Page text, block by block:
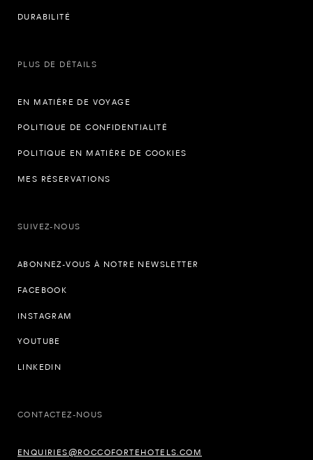
DURABILITÉ
PLUS DE DÉTAILS
EN MATIÈRE DE VOYAGE
POLITIQUE DE CONFIDENTIALITÉ
POLITIQUE EN MATIÈRE DE COOKIES
MES RÉSERVATIONS
SUIVEZ-NOUS
ABONNEZ-VOUS À NOTRE NEWSLETTER
FACEBOOK
INSTAGRAM
YOUTUBE
LINKEDIN
CONTACTEZ-NOUS
ENQUIRIES@ROCCOFORTEHOTELS.COM